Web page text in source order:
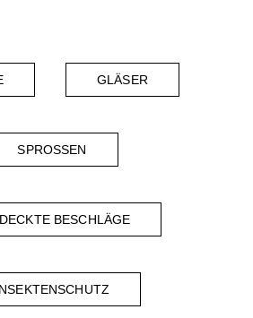
GLÄSER
SPROSSEN
BESCHLÄGE